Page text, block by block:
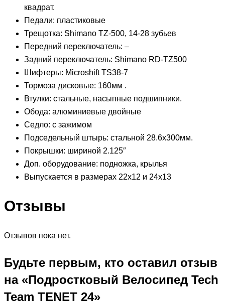
квадрат.
Педали: пластиковые
Трещотка: Shimano TZ-500, 14-28 зубьев
Передний переключатель: –
Задний переключатель: Shimano RD-TZ500
Шифтеры: Microshift TS38-7
Тормоза дисковые: 160мм .
Втулки: стальные, насыпные подшипники.
Обода: алюминиевые двойные
Седло: с зажимом
Подседельный штырь: стальной 28.6х300мм.
Покрышки: шириной 2.125″
Доп. оборудование: подножка, крылья
Выпускается в размерах 22х12 и 24х13
Отзывы
Отзывов пока нет.
Будьте первым, кто оставил отзыв
на «Подростковый Велосипед Tech
Team TENET 24»